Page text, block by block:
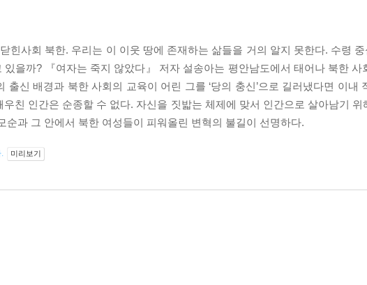
힌사회 북한. 우리는 이 이웃 땅에 존재하는 삶들을 거의 알지 못한다. 수령
을까? 『여자는 죽지 않았다』 저자 설송아는 평안남도에서 태어나 북한 사
출신 배경과 북한 사회의 교육이 어린 그를 ‘당의 충신’으로 길러냈다면 이내
친 인간은 순종할 수 없다. 자신을 짓밟는 체제에 맞서 인간으로 살아남기
순과 그 안에서 북한 여성들이 피워올린 변혁의 불길이 선명하다.
미리보기